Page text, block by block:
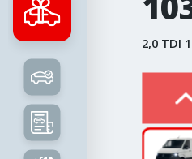
2,0 TDI